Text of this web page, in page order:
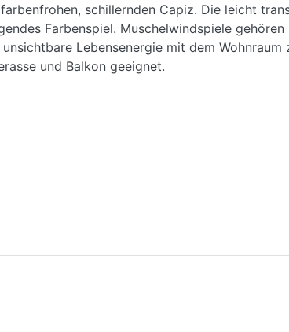
schillernden Capiz. Die leicht
Farbenspiel. Muschelwindspiele gehören
Lebensenergie mit dem Wohnraum
und Balkon geeignet.